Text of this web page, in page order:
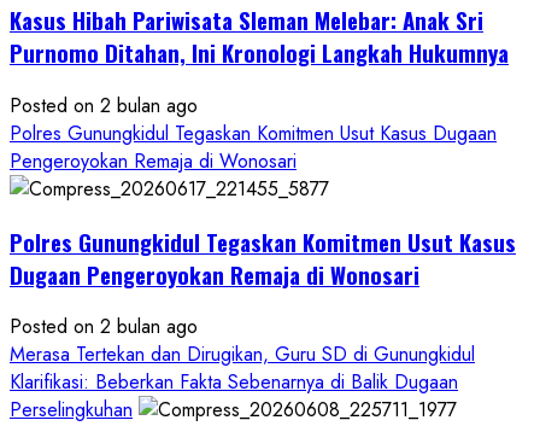
Sampai
Tuntas
Kasus Hibah Pariwisata Sleman Melebar: Anak Sri
Purnomo Ditahan, Ini Kronologi Langkah Hukumnya
Posted on 2 bulan ago
Polres Gunungkidul Tegaskan Komitmen Usut Kasus Dugaan
Pengeroyokan Remaja di Wonosari
Polres Gunungkidul Tegaskan Komitmen Usut Kasus
Dugaan Pengeroyokan Remaja di Wonosari
Posted on 2 bulan ago
Merasa Tertekan dan Dirugikan, Guru SD di Gunungkidul
Klarifikasi: Beberkan Fakta Sebenarnya di Balik Dugaan
Perselingkuhan